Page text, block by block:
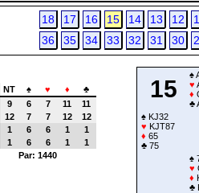
12
13
14
15
16
17
18
30
31
32
33
34
35
36
15
♠
♥
♦
♣
♠ KJ32
♥ KJT87
♦ 65
♣ 75
♠
♥
♦
♣
NT ♠ ♥ ♦
♣
9 6 7 11
11
12 7 7 12
12
1 6 6 1
1
1 6 6 1
1
Par: 1440